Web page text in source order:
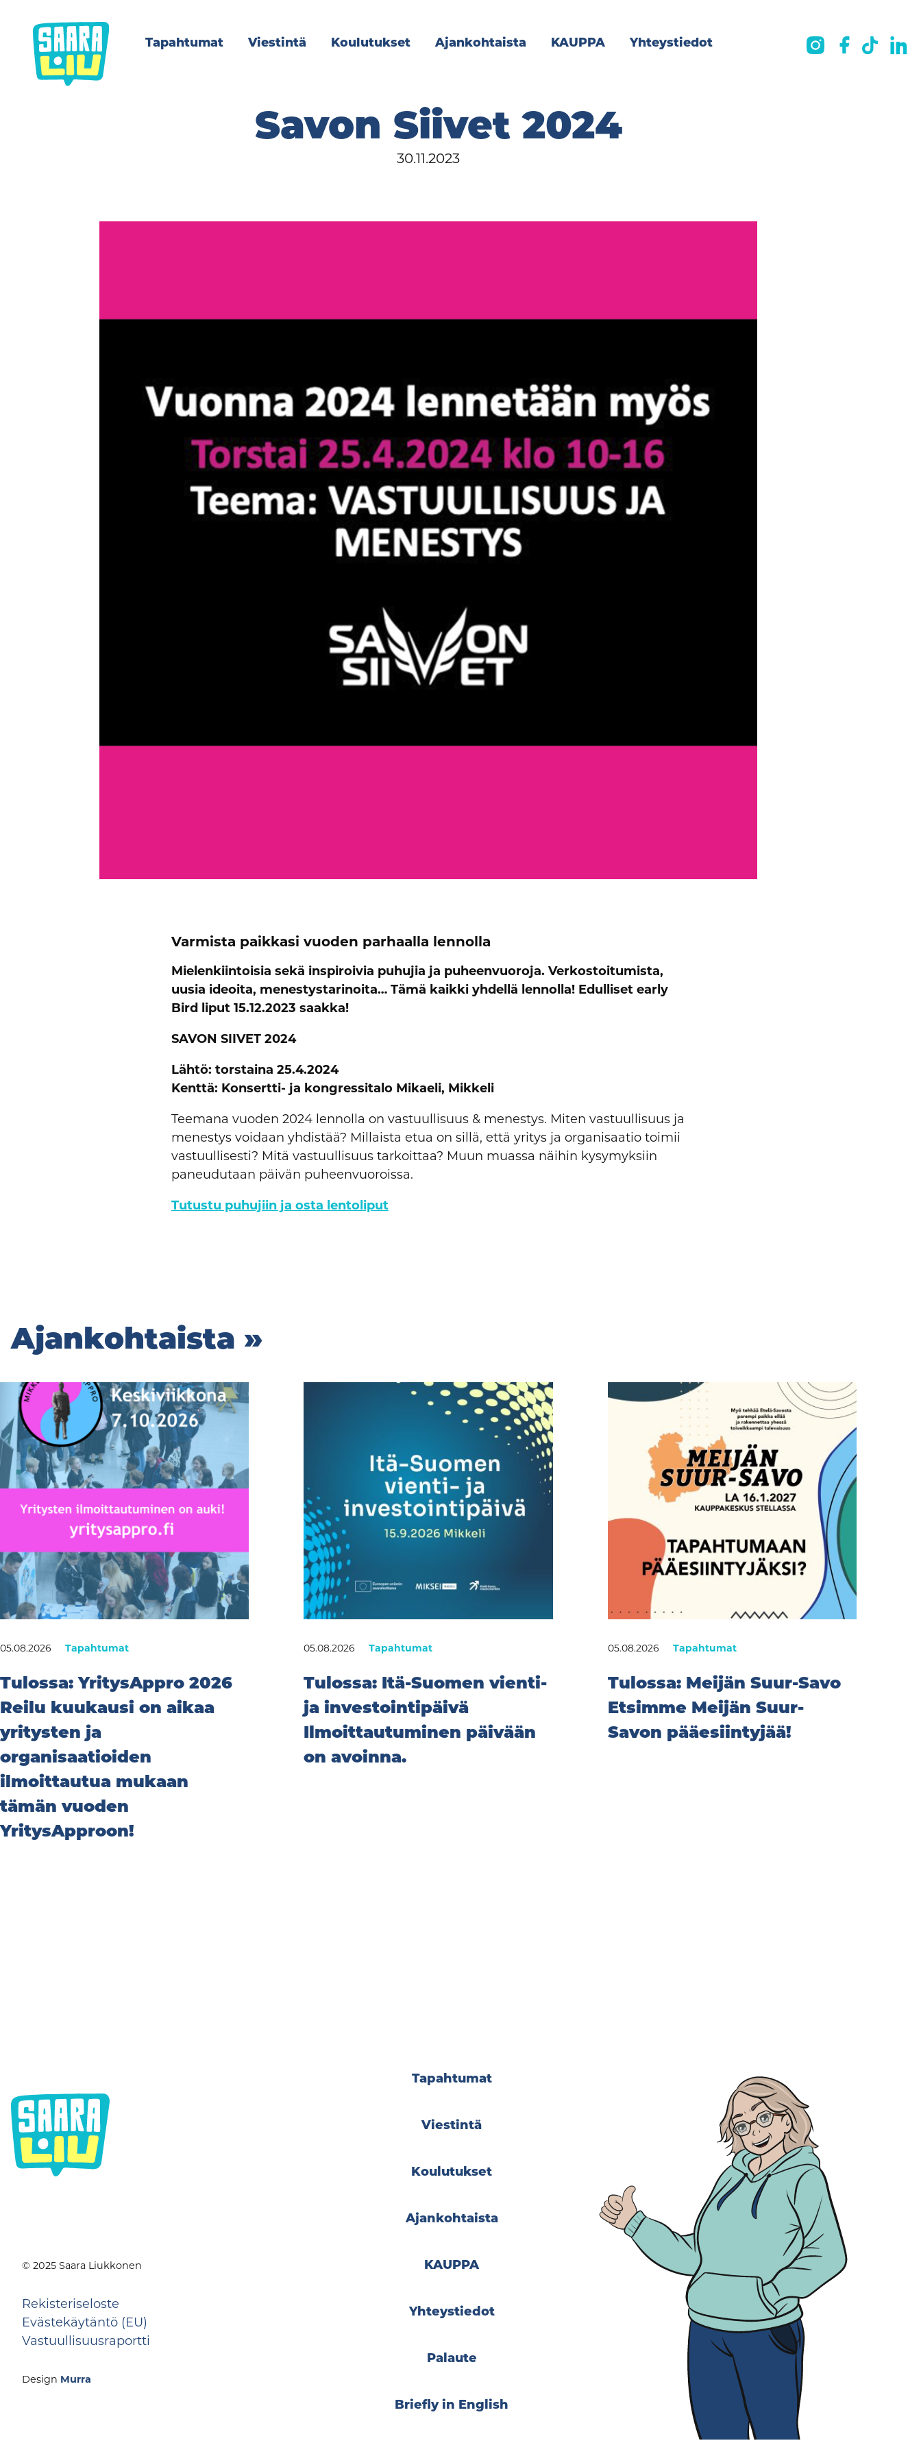
Tapahtumat Viestintä Koulutukset Ajankohtaista KAUPPA Yhteystiedot
Savon Siivet 2024
30.11.2023
Varmista paikkasi vuoden parhaalla lennolla
Mielenkiintoisia sekä inspiroivia puhujia ja puheenvuoroja. Verkostoitumista,
uusia ideoita, menestystarinoita… Tämä kaikki yhdellä lennolla! Edulliset early
Bird liput 15.12.2023 saakka!
SAVON SIIVET 2024
Lähtö: torstaina 25.4.2024
Kenttä: Konsertti- ja kongressitalo Mikaeli, Mikkeli
Teemana vuoden 2024 lennolla on vastuullisuus & menestys. Miten vastuullisuus ja
menestys voidaan yhdistää? Millaista etua on sillä, että yritys ja organisaatio toimii
vastuullisesti? Mitä vastuullisuus tarkoittaa? Muun muassa näihin kysymyksiin
paneudutaan päivän puheenvuoroissa.
Tutustu puhujiin ja osta lentoliput
Ajankohtaista »
05.08.2026 Tapahtumat
Tulossa: YritysAppro 2026
Reilu kuukausi on aikaa
yritysten ja
organisaatioiden
ilmoittautua mukaan
tämän vuoden
YritysApproon!
05.08.2026 Tapahtumat
Tulossa: Itä-Suomen vienti-
ja investointipäivä
Ilmoittautuminen päivään
on avoinna.
05.08.2026 Tapahtumat
Tulossa: Meijän Suur-Savo
Etsimme Meijän Suur-
Savon pääesiintyjää!
© 2025 Saara Liukkonen
Rekisteriseloste
Evästekäytäntö (EU)
Vastuullisuusraportti
Design Murra
Tapahtumat
Viestintä
Koulutukset
Ajankohtaista
KAUPPA
Yhteystiedot
Palaute
Briefly in English